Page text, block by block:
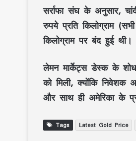
सर्राफा संघ के अनुसार,
रुपये प्रति किलोग्राम
किलोग्राम पर बंद हुई थी।
लेमन मार्केट्स डेस्क के
को मिली, क्योंकि
और साथ ही अमेरिका के
Tags Latest Gold Price